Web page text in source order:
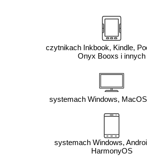
czytnikach Inkbook, Kindle,
Onyx Booxs i innych
systemach Windows,
systemach Windows,
HarmonyOS